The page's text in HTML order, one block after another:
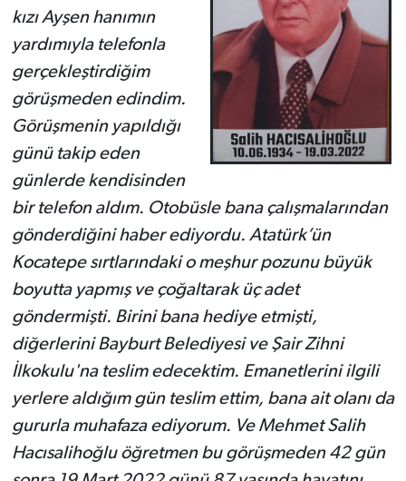
kızı Ayşen hanımın
yardımıyla telefonla
gerçekleştirdiğim
görüşmeden edindim.
Görüşmenin yapıldığı
günü takip eden
günlerde kendisinden
bir telefon aldım. Otobüsle bana çalışmalarından
gönderdiğini haber ediyordu. Atatürk’ün
Kocatepe sırtlarındaki o meşhur pozunu büyük
boyutta yapmış ve çoğaltarak üç adet
göndermişti. Birini bana hediye etmişti,
diğerlerini Bayburt Belediyesi ve Şair Zihni
İlkokulu'na teslim edecektim. Emanetlerini ilgili
yerlere aldığım gün teslim ettim, bana ait olanı da
gururla muhafaza ediyorum. Ve Mehmet Salih
Hacısalihoğlu öğretmen bu görüşmeden 42 gün